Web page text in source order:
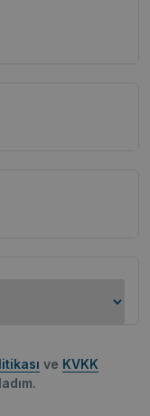
ve KVKK